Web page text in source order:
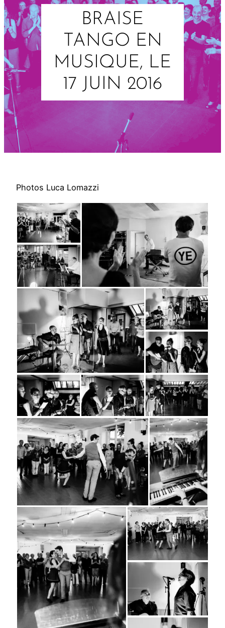
BRAISE
TANGO EN
MUSIQUE, LE
17 JUIN 2016
Photos Luca Lomazzi